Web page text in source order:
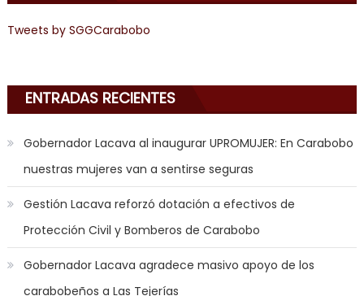
a
game
with
you
nana
nakamura
bunch
Tweets by SGGCarabobo
ENTRADAS RECIENTES
Gobernador Lacava al inaugurar UPROMUJER: En Carabobo
nuestras mujeres van a sentirse seguras
Gestión Lacava reforzó dotación a efectivos de
Protección Civil y Bomberos de Carabobo
Gobernador Lacava agradece masivo apoyo de los
carabobeños a Las Tejerías